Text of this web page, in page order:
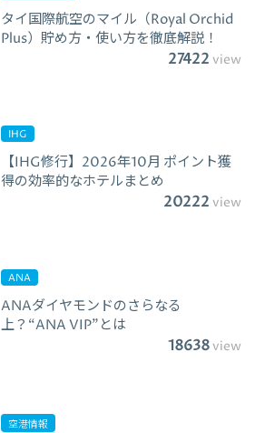
タイ国際航空のマイル（Royal Orchid
Plus）貯め方・使い方を徹底解説！
27422 view
IHG
【IHG修行】2026年10月 ポイント獲
得の効率的なホテルまとめ
20222 view
ANA
ANAダイヤモンドのさらなる
上？“ANA VIP”とは
18638view
空港情報